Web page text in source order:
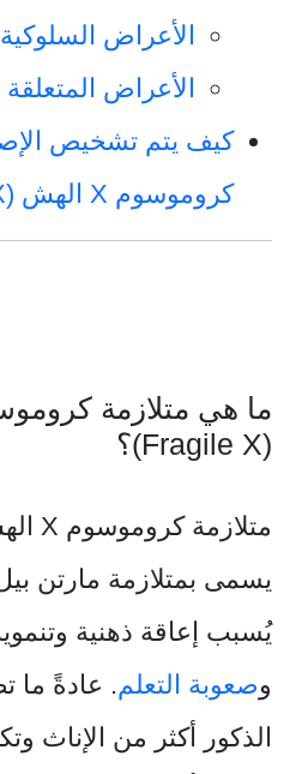
الأعراض
الأعراض المتعلقة
كيف يتم تشخيص
كروموسوم X الهش (Fragile X)؟
(Fragile X)؟
يسمى بمتلازمة مارتن
يُسبب إعاقة ذهنية
وصعوبة التعلم. عادةً ما
الذكور أكثر من الإناث